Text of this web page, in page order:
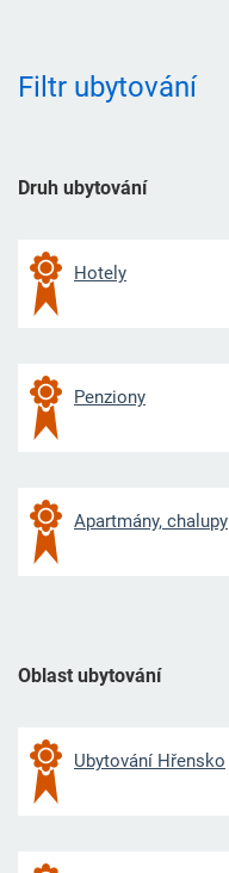
Filtr ubytování
Druh ubytování
Hotely
Penziony
Apartmány, chalupy
Oblast ubytování
Ubytování Hřensko